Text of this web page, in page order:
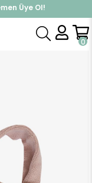
Al!
Üye Ol!
0